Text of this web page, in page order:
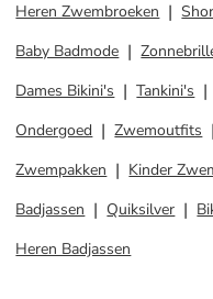
Heren Zwembroeken
Baby Badmode
Dames Bikini's
Tankini's
Ondergoed
Zwemoutfits
Zwempakken
Kinder
Badjassen
Quiksilver
Heren Badjassen